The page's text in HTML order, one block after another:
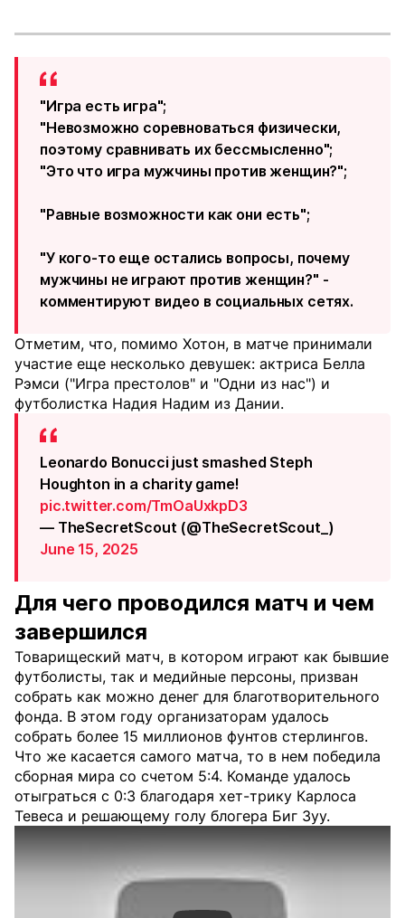
"Игра есть игра";
"Невозможно соревноваться физически,
поэтому сравнивать их бессмысленно";
"Это что игра мужчины против женщин?";
"Равные возможности как они есть";
"У кого-то еще остались вопросы, почему
мужчины не играют против женщин?" -
комментируют видео в социальных сетях.
Отметим, что, помимо Хотон, в матче принимали
участие еще несколько девушек: актриса Белла
Рэмси ("Игра престолов" и "Одни из нас") и
футболистка Надия Надим из Дании.
Leonardo Bonucci just smashed Steph
Houghton in a charity game!
pic.twitter.com/TmOaUxkpD3
— TheSecretScout (@TheSecretScout_)
June 15, 2025
Для чего проводился матч и чем
завершился
Товарищеский матч, в котором играют как бывшие
футболисты, так и медийные персоны, призван
собрать как можно денег для благотворительного
фонда. В этом году организаторам удалось
собрать более 15 миллионов фунтов стерлингов.
Что же касается самого матча, то в нем победила
сборная мира со счетом 5:4. Команде удалось
отыграться с 0:3 благодаря хет-трику Карлоса
Тевеса и решающему голу блогера Биг Зуу.